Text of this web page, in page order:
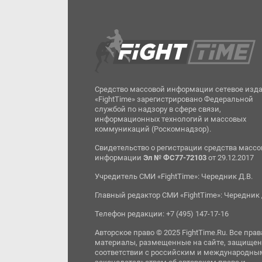
Средство массовой информации сетевое
«FightTime» зарегистрировано Федеральной
службой по надзору в сфере связи,
информационных технологий и массовых
коммуникаций (Роскомнадзор).
Свидетельство о регистрации средства
информацииЭл № ФС77-72103 от 29.12.2017
Учредитель СМИ «FightTime»: Чередник Д.В.
Главный редактор СМИ «FightTime»: Чередник
Телефон редакции: +7 (495) 147-17-16
Авторское право © 2025 FightTime.Ru. Все
материалы, размещенные на сайте,
соответствии с российским и